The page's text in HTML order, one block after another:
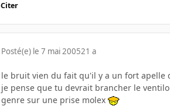
Citer
Posté(e) le 7 mai 200521 a
le bruit vien du fait qu'il y a un fort apelle
je pense que tu devrait brancher le
genre sur une prise molex